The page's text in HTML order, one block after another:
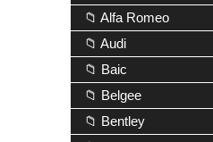
📁 Alfa Romeo
📁 Audi
📁 Baic
📁 Belgee
📁 Bentley